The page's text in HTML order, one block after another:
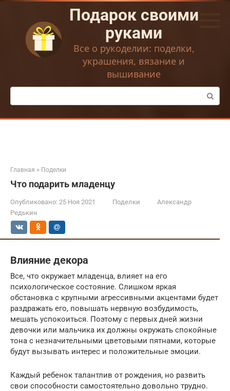
Перейти
контенту
Подарок своими
руками
Все о рукоделии: поделки,
украшения, вязание и
вышивание
Поиск:
Главная » Поделки
Что подарить младенцу
Опубликовано: 25 Ноя 2021 Поделки
Александр
Редькин
Влияние декора
Все, что окружает младенца, влияет на его
психологическое состояние. Слишком яркая
обстановка с крупными агрессивными акцентами будет
раздражать его, повышать нервную возбудимость,
мешать успокоиться. Поэтому с первых дней жизни
девочки или мальчика их должны окружать спокойные
тона с незначительными цветовыми пятнами, которые
будут вызывать интерес и положительные эмоции.
Каждый ребенок талантлив от рождения, но развить
свои способности самостоятельно довольно трудно.